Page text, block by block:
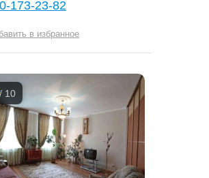
173-23-82
в избранное
/ 10